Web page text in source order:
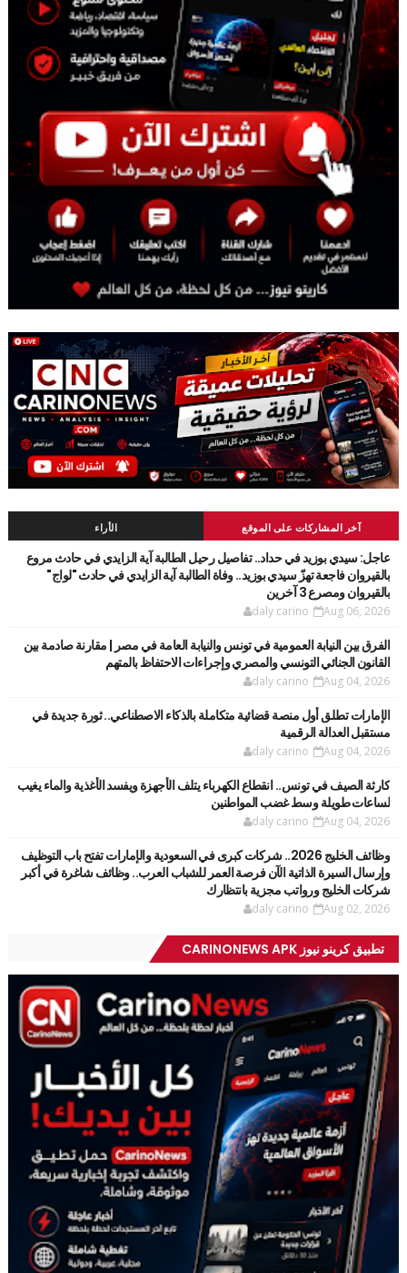
آخر المشاركات على الموقع الأراء
عاجل: سيدي بوزيد في حداد.. تفاصيل رحيل الطالبة آية الزايدي في حادث مروع
بالقيروان فاجعة تهزّ سيدي بوزيد.. وفاة الطالبة آية الزايدي في حادث "لواج"
بالقيروان ومصرع 3 آخرين
daly carino Aug 06, 2026
الفرق بين النيابة العمومية في تونس والنيابة العامة في مصر | مقارنة صادمة بين
القانون الجنائي التونسي والمصري وإجراءات الاحتفاظ بالمتهم
daly carino Aug 04, 2026
الإمارات تطلق أول منصة قضائية متكاملة بالذكاء الاصطناعي.. ثورة جديدة في
مستقبل العدالة الرقمية
daly carino Aug 04, 2026
كارثة الصيف في تونس.. انقطاع الكهرباء يتلف الأجهزة ويفسد الأغذية والماء يغيب
لساعات طويلة وسط غضب المواطنين
daly carino Aug 04, 2026
وظائف الخليج 2026.. شركات كبرى في السعودية والإمارات تفتح باب التوظيف
وإرسال السيرة الذاتية الآن فرصة العمر للشباب العرب.. وظائف شاغرة في أكبر
شركات الخليج ورواتب مجزية بانتظارك
daly carino Aug 02, 2026
تطبيق كرينو نيوز CARINONEWS APK